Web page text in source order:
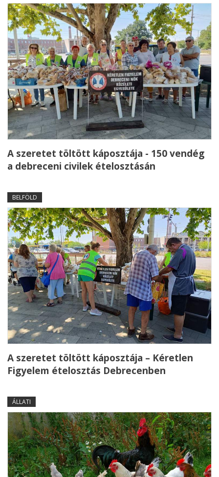
A szeretet töltött káposztája - 150 vendég
a debreceni civilek ételosztásán
BELFÖLD
A szeretet töltött káposztája – Kéretlen
Figyelem ételosztás Debrecenben
ÁLLATI